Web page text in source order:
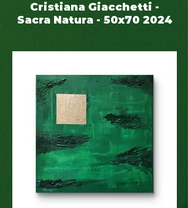
Cristiana Giacchetti -
Sacra Natura - 50x70 2024